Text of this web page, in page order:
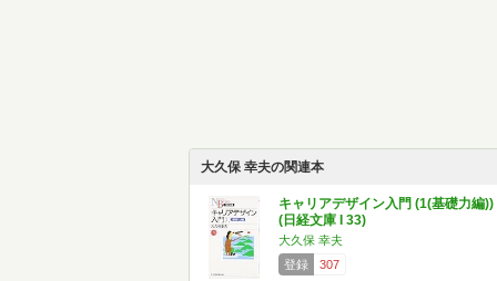
大久保 幸夫の関連本
キャリアデザイン入門 (1(基礎力編))
(日経文庫 I 33)
大久保 幸夫
登録
307